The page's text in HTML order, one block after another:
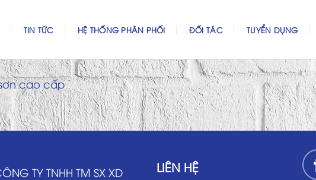
TIN TỨC HỆ THỐNG PHÂN PHỐI ĐỐI TÁC TUYỂN DỤNG
cao cấp
TY TNHH TM SX XD
LIÊN HỆ